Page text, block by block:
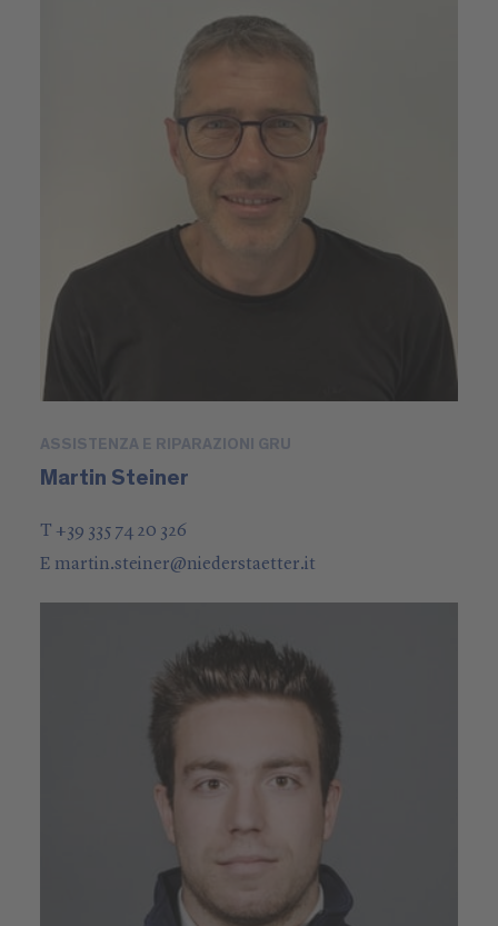
ASSISTENZA E RIPARAZIONI GRU
Martin Steiner
T +39 335 74 20 326
E martin.steiner@niederstaetter.it